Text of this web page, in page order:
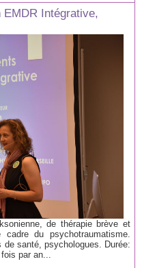
EMDR Intégrative,
de thérapie brève et
du psychotraumatisme.
de santé, psychologues. Durée:
par an...